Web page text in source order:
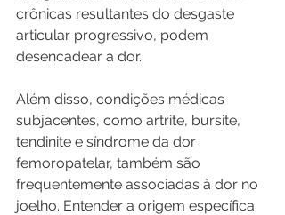
crônicas resultantes do desgaste
articular progressivo, podem
desencadear a dor.
Além disso, condições médicas
subjacentes, como artrite, bursite,
tendinite e síndrome da dor
femoropatelar, também são
frequentemente associadas à dor no
joelho. Entender a origem específica